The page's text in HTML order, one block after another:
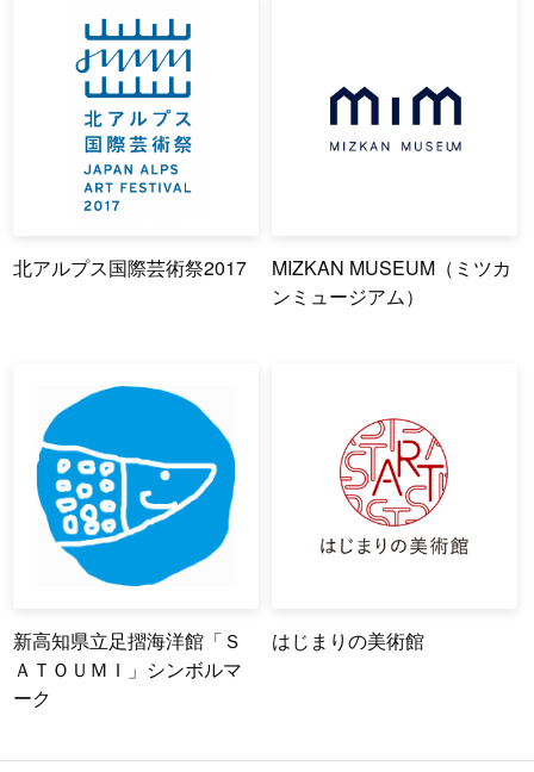
北アルプス国際芸術祭2017
MIZKAN MUSEUM（ミツカ
ンミュージアム）
新高知県立足摺海洋館「Ｓ
ＡＴＯＵＭＩ」シンボルマ
ーク
はじまりの美術館